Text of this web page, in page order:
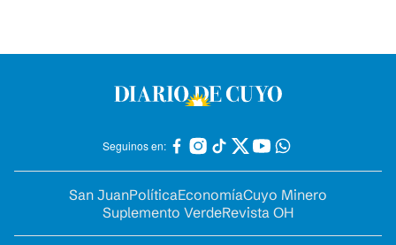
Seguinos en:
San JuanPolíticaEconomíaCuyo Minero
Suplemento VerdeRevista OH